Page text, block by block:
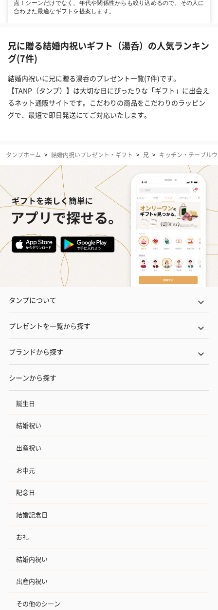
点！シーンだけでなく、年代や関係性からも絞り込めるので、その人に
合わせた最適なギフトを提案します。
兄に贈る結婚内祝いギフト（湯呑）の人気ランキン
グ(7件)
結婚内祝いに兄に贈る湯呑のプレゼント一覧(7件)です。
【TANP（タンプ）】は大切な日にぴったりな「ギフト」に出会え
るネット通販サイトです。こだわりの商品をこだわりのラッピン
グで、最短で即日発送にてご対応いたします。
タンプホーム > 結婚内祝いプレゼント・ギフト > 兄 > キッチン・テーブル
タンプについて
プレゼントを一覧から探す
ブランドから探す
シーンから探す
誕生日
結婚祝い
出産祝い
お中元
記念日
結婚記念日
お礼
結婚内祝い
出産内祝い
その他のシーン